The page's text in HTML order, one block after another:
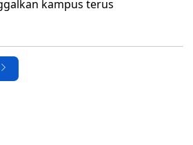
kampus terus